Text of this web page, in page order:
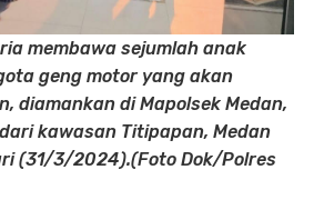
membawa sejumlah anak
geng motor yang akan
diamankan di Mapolsek Medan,
kawasan Titipapan, Medan
(31/3/2024).(Foto Dok/Polres